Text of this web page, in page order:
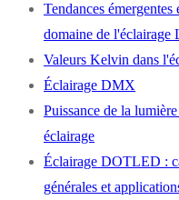
Tendances
domaine de l'éclairage
Valeurs Kelvin dans
Éclairage DMX
Puissance de la
éclairage
Éclairage DOTLED :
générales et